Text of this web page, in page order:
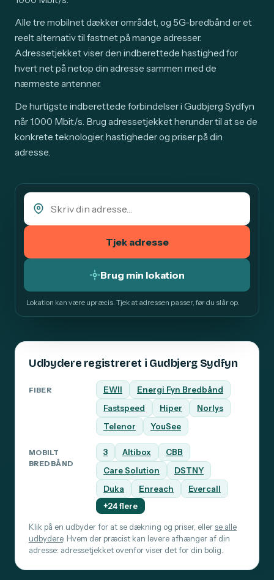
Alle tre mobilnet dækker området, og 5G-bredbånd er et
reelt alternativ til fastnet på mange adresser.
Adressetjekket viser den indberettede hastighed for
hvert net på netop din adresse sammen med de
nærmeste antenner.
De hurtigste indberettede forbindelser i Gudbjerg Sydfyn
når 1.000 Mbit/s. Brug adressetjekket herunder til at se de
konkrete teknologier, hastigheder og priser på din
adresse.
Tjek adresse
Brug min lokation
Lokation kan være upræcis. Tjek at adressen passer, før du slår op.
Udbydere registreret i Gudbjerg Sydfyn
FIBER EWII
Energi Fyn Bredbånd
Fastspeed
Hiper
Norlys
Telenor
YouSee
MOBILT
BREDBÅND
3 Altibox
CBB
Care Solution
DSTNY
Duka
Enreach
Evercall
+24 flere
Klik på en udbyder for at se dækning og priser, eller se alle
udbydere. Hvem der præcist kan levere afhænger af din
adresse: adressetjekket ovenfor viser det for din bolig.